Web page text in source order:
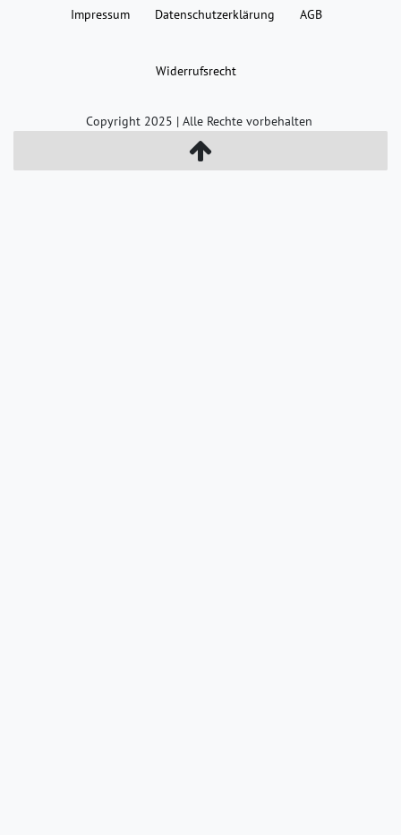
Impressum Daten­schutz­erklärung AGB
Widerrufs­recht
Copyright 2025 | Alle Rechte vorbehalten